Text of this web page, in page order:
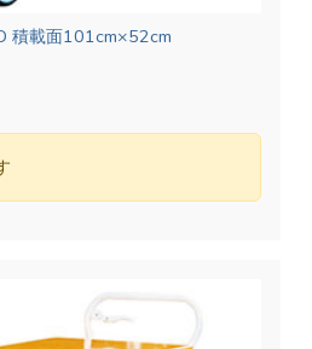
積載面101cm×52cm